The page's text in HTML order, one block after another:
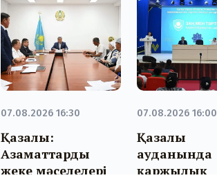
07.08.2026 16:30
Қазалы:
Азаматтарды
жеке мәселелері
07.08.2026 16:00
Қазалы
ауданында
қаржылық